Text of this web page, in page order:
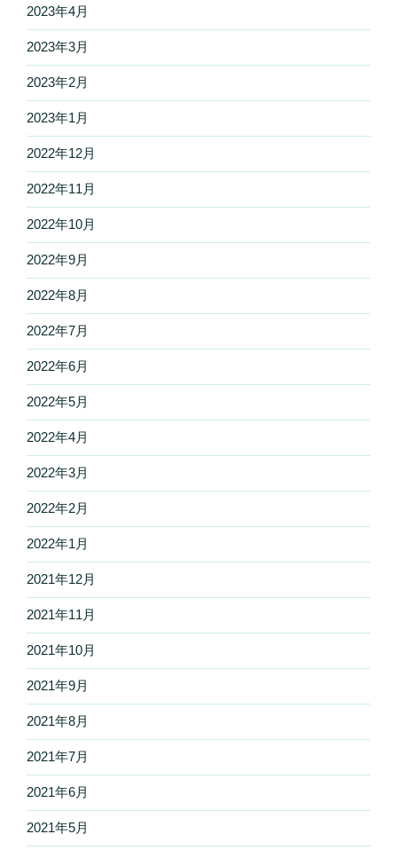
2023年4月
2023年3月
2023年2月
2023年1月
2022年12月
2022年11月
2022年10月
2022年9月
2022年8月
2022年7月
2022年6月
2022年5月
2022年4月
2022年3月
2022年2月
2022年1月
2021年12月
2021年11月
2021年10月
2021年9月
2021年8月
2021年7月
2021年6月
2021年5月